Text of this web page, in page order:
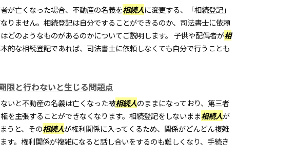
が亡くなった場合、不動産の名義を相続人に変更する、「相続登記」
りません。相続登記は自分ですることができるのか、司法書士に依頼
どのようなものがあるのかについてご説明します。 子供や配偶者が相
的な相続登記であれば、司法書士に依頼しなくても自分で行うことも
限と行わないと生じる問題点
いと不動産の名義は亡くなった被相続人のままになっており、第三者
を主張することができなくなります。相続登記をしないまま相続人が
うと、その相続人が権利関係に入ってくるため、関係がどんどん複雑
す。権利関係が複雑になると話し合いをするのも難しくなり、手続き